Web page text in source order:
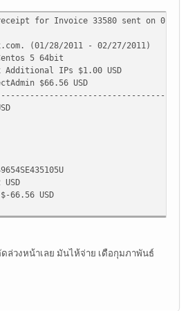
for Invoice 33580 sent on 01/14/
(01/28/2011 - 02/27/2011)
5 64bit
IPs $1.00 USD
$66.56 USD
66.56 USD
ล่วงหน้าเลย มันไห้จ่าย เดือกุมภาพันธ์